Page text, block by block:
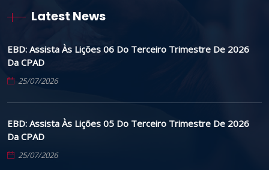
Latest News
EBD: Assista Às Lições 06 Do Terceiro Trimestre De 2026
Da CPAD
25/07/2026
EBD: Assista Às Lições 05 Do Terceiro Trimestre De 2026
Da CPAD
25/07/2026